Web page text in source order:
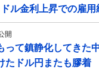
ル金利上昇での雇用
開
って鎮静化してきた
たドル円またも膠着